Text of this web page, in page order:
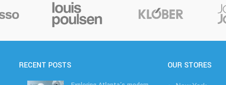
RECENT POSTS OUR STORES